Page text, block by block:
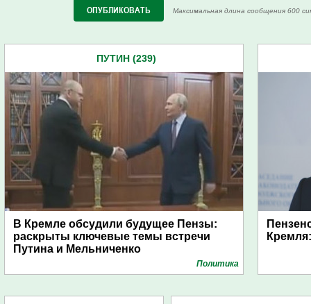
Максимальная длина сообщения 600
ПУТИН (239)
В Кремле обсудили будущее Пензы:
раскрыты ключевые темы встречи
Путина и Мельниченко
Политика